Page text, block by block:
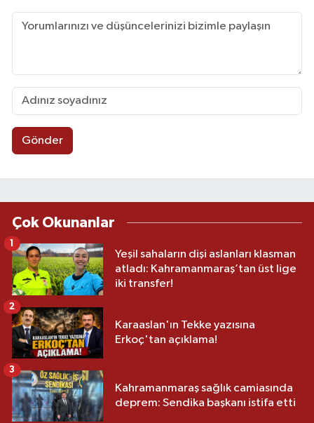
Gönder
Çok Okunanlar
Yeşil sahaların dişi aslanları klasman
atladı: Kahramanmaraş’tan üst lige
iki transfer!
1
Karaaslan'ın Tekke yazısına
Erkoç'tan açıklama!
2
Kahramanmaraş sağlık camiasında
deprem: Sendika başkanı istifa etti
3